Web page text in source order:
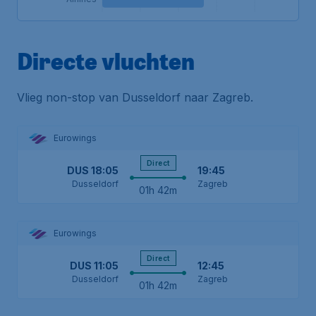
Directe vluchten
Vlieg non-stop van Dusseldorf naar Zagreb.
Eurowings
DUS 18:05
Dusseldorf
Direct
01h 42m
19:45
Zagreb
Eurowings
DUS 11:05
Dusseldorf
Direct
01h 42m
12:45
Zagreb